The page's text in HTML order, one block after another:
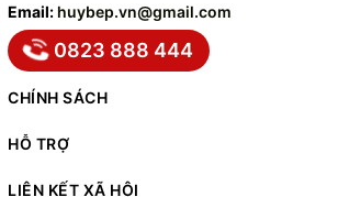
Email: huybep.vn@gmail.com
0823 888 444
CHÍNH SÁCH
HỖ TRỢ
LIÊN KẾT XÃ HỘI